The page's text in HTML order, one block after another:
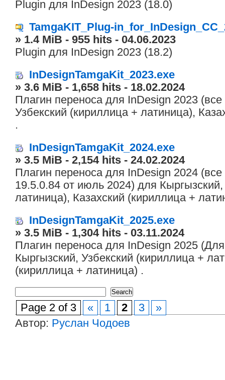
Plugin для InDesign 2023 (18.0)
TamgaKIT_Plug-
» 1.4 MiB - 955 hits - 04.06.2023
Plugin для InDesign 2023 (18.2)
InDesignTamgaKit_2023.exe
» 3.6 MiB - 1,658 hits - 18.02.2024
Плагин переноса для InDesign 2023
Узбекский (кириллица + латиница),
.
InDesignTamgaKit_2024.exe
» 3.5 MiB - 2,154 hits - 24.02.2024
Плагин переноса для InDesign 2024
19.5.0.84 от июль 2024) для
латиница), Казахский (кириллица +
InDesignTamgaKit_2025.exe
» 3.5 MiB - 1,304 hits - 03.11.2024
Плагин переноса для InDesign 2025
Кыргызский, Узбекский (кириллица +
(кириллица + латиница) .
Page 2 of 3 « 1 2 3
»
Автор: Руслан Чодоев